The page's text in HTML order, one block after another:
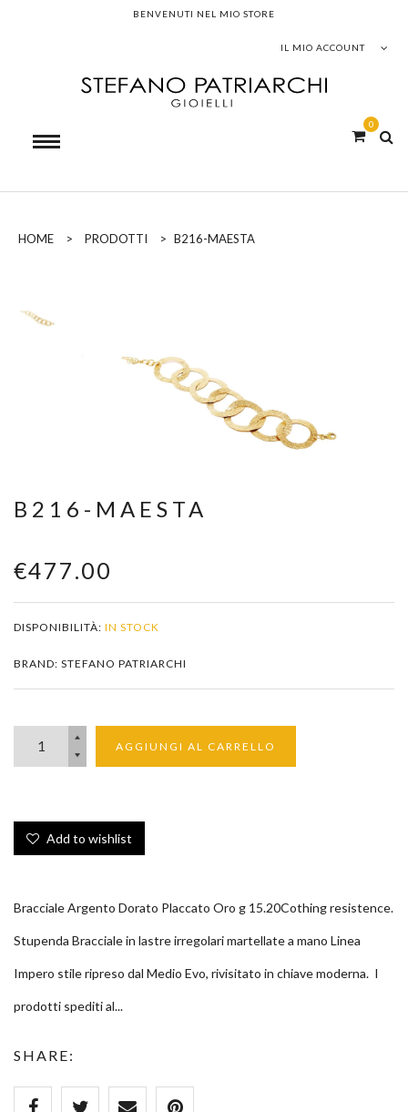
BENVENUTI NEL MIO STORE
IL MIO ACCOUNT
0
HOME > PRODOTTI > B216-MAESTA
B216-MAESTA
€477.00
DISPONIBILITÀ: IN STOCK
BRAND: STEFANO PATRIARCHI
AGGIUNGI AL CARRELLO
Add to wishlist
Bracciale Argento Dorato Placcato Oro g 15.20Cothing resistence.
Stupenda Bracciale in lastre irregolari martellate a mano Linea
Impero stile ripreso dal Medio Evo, rivisitato in chiave moderna. I
prodotti spediti al...
SHARE: